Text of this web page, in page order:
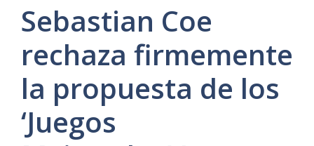
Sebastian Coe
rechaza firmemente
la propuesta de los
‘Juegos